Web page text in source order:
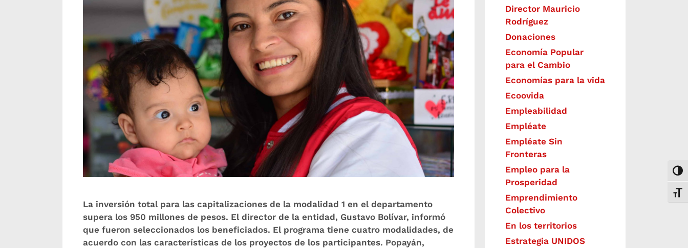
La inversión total para las capitalizaciones de la modalidad 1 en el departamento
supera los 950 millones de pesos. El director de la entidad, Gustavo Bolívar, informó
que fueron seleccionados los beneficiados. El programa tiene cuatro modalidades, de
acuerdo con las características de los proyectos de los participantes. Popayán,
Director Mauricio
Rodríguez
Donaciones
Economía Popular
para el Cambio
Economías para la vida
Ecoovida
Empleabilidad
Empléate
Empléate Sin
Fronteras
Empleo para la
Prosperidad
Emprendimiento
Colectivo
En los territorios
Estrategia UNIDOS